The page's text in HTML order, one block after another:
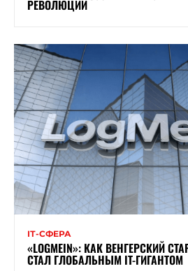
РЕВОЛЮЦИИ
ІТ-СФЕРА
«LOGMEIN»: КАК ВЕНГЕРСКИЙ
СТАЛ ГЛОБАЛЬНЫМ IT-ГИГАНТОМ